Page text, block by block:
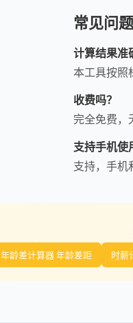
常见问题
计算结果准
本工具按照
收费吗？
完全免费，
支持手机使
支持，手机
年龄差计算器 年龄差距 时薪